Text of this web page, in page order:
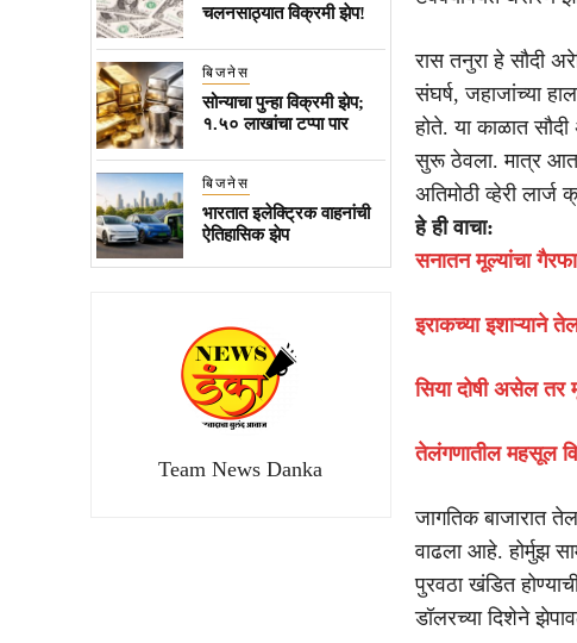
चलनसाठ्यात विक्रमी झेप!
बिजनेस
सोन्याचा पुन्हा विक्रमी झेप;
१.५० लाखांचा टप्पा पार
बिजनेस
भारतात इलेक्ट्रिक वाहनांची
ऐतिहासिक झेप
Team News Danka
रास तनुरा हे सौदी
संघर्ष, जहाजांच्या
होते. या काळात
सुरू ठेवला. मात्र आता
अतिमोठी व्हेरी
हे ही वाचा:
सनातन मूल्यांचा
इराकच्या इशाऱ्याने
सिया दोषी असेल तर
तेलंगणातील महसूल
जागतिक बाजारात
वाढला आहे. होर्मुझ
पुरवठा खंडित
डॉलरच्या दिशेने